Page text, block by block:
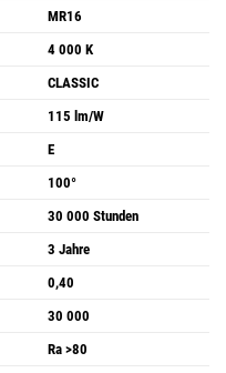
MR16
4 000 K
CLASSIC
115 lm/W
E
100°
30 000 Stunden
3 Jahre
0,40
30 000
Ra >80